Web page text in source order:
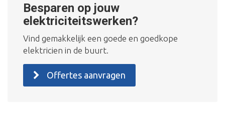
Besparen op jouw
elektriciteitswerken?
Vind gemakkelijk een goede en goedkope
elektricien in de buurt.
Offertes aanvragen